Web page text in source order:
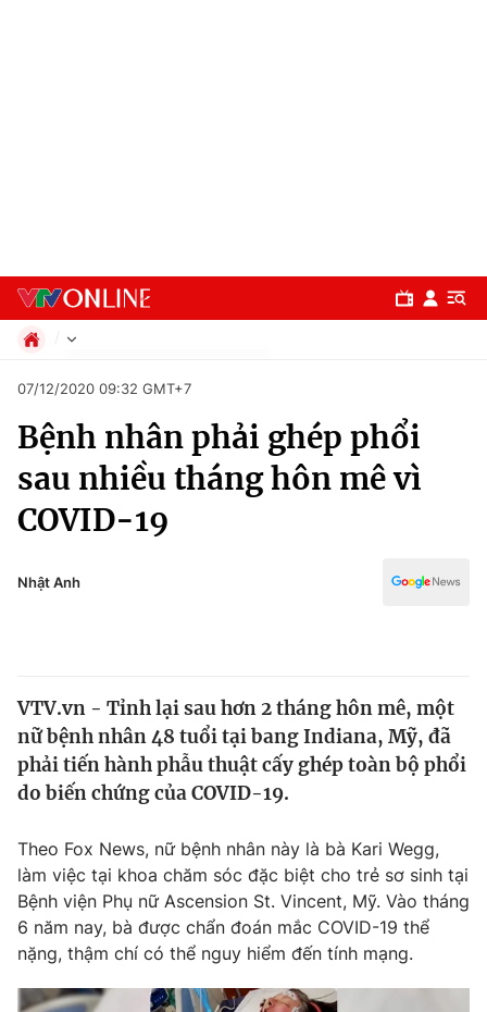
Chuyên mục
Chính trị
Thế giới
Tin tức
Câu chuyện quốc tế
Tài chính
Thị trường
Góc doanh nghiệp
Dữ liệu và đời sống
Truyền hình
Giải trí
Xã hội
Pháp luật
Thể thao
Truyền hình
Văn hóa - Giải trí
07/12/2020 09:32 GMT+7
Bệnh nhân phải ghép phổi
sau nhiều tháng hôn mê vì
COVID-19
Nhật Anh
VTV.vn - Tỉnh lại sau hơn 2 tháng hôn mê, một
nữ bệnh nhân 48 tuổi tại bang Indiana, Mỹ, đã
phải tiến hành phẫu thuật cấy ghép toàn bộ phổi
do biến chứng của COVID-19.
Theo Fox News, nữ bệnh nhân này là bà Kari Wegg,
làm việc tại khoa chăm sóc đặc biệt cho trẻ sơ sinh tại
Bệnh viện Phụ nữ Ascension St. Vincent, Mỹ. Vào tháng
6 năm nay, bà được chẩn đoán mắc COVID-19 thể
nặng, thậm chí có thể nguy hiểm đến tính mạng.